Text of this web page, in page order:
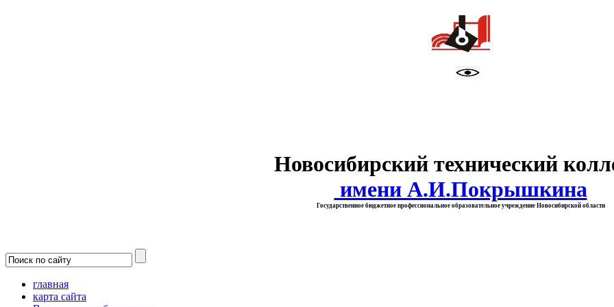
Новосибирский технический
имени А.И.Покрышкина
Государственное бюджетное профессиональное образовательное учреждение Новосибирской области
главная
карта сайта